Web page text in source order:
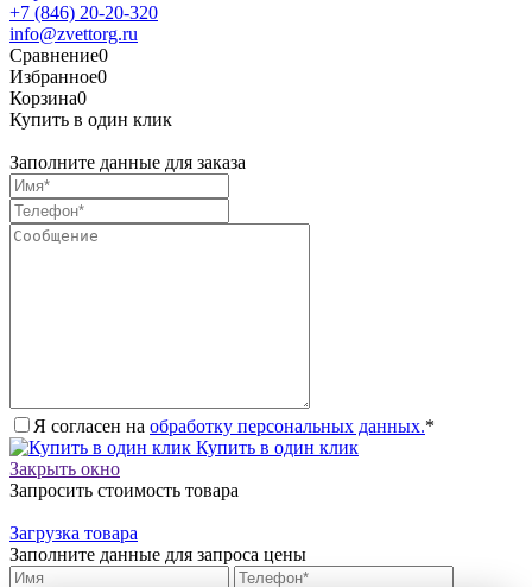
+7 (846) 20-20-320
info@zvettorg.ru
Сравнение0
Избранное0
Корзина0
Купить в один клик
Заполните данные для заказа
Я согласен на обработку персональных данных.*
Купить в один клик
Закрыть окно
Запросить стоимость товара
Загрузка товара
Заполните данные для запроса цены